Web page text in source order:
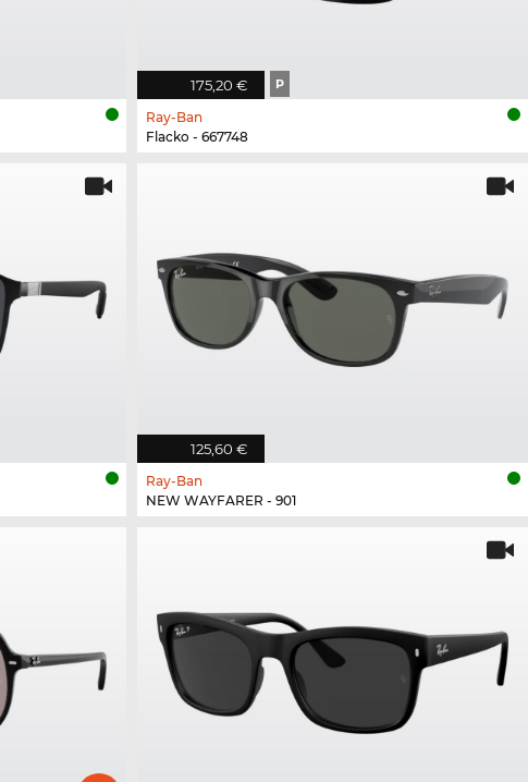
175,20 € P
Ray-Ban
Flacko - 667748
125,60 €
Ray-Ban
NEW WAYFARER - 901